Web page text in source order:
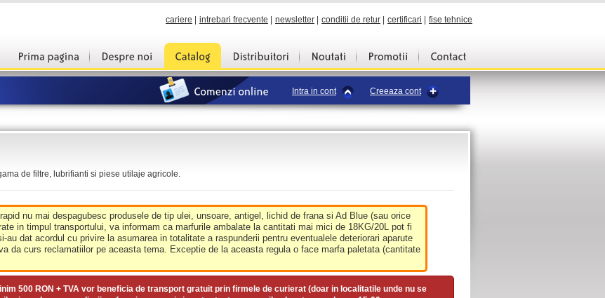
cariere intrebari frecvente newsletter conditii de retur certificari fise tehnice
Intra in cont Creeaza cont
de filtre, lubrifianti si piese utilaje agricole.
nu mai despagubesc produsele de tip ulei, unsoare, antigel, lichid de frana si Ad Blue (sau orice
in timpul transportului, va informam ca marfurile ambalate la cantitati mai mici de 18KG/20L pot fi
au dat acordul cu privire la asumarea in totalitate a raspunderii pentru eventualele deteriorari aparute
da curs reclamatiilor pe aceasta tema. Exceptie de la aceasta regula o face marfa paletata (cantitate
500 RON + TVA vor beneficia de transport gratuit prin firmele de curierat (doar in localitatile unde nu se